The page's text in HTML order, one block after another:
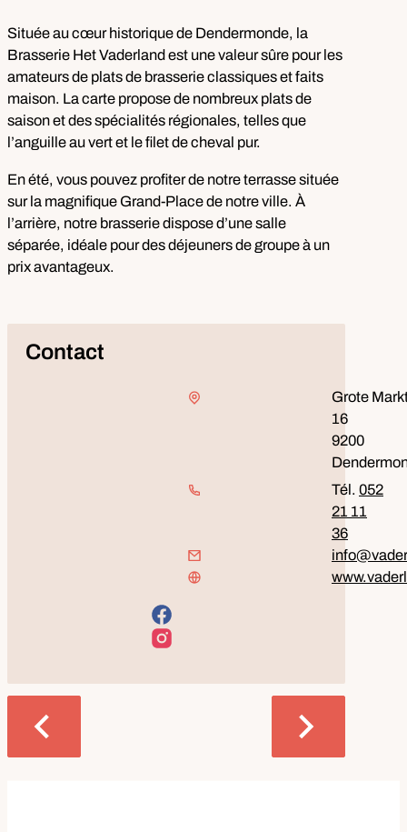
Située au cœur historique de Dendermonde, la
Brasserie Het Vaderland est une valeur sûre pour les
amateurs de plats de brasserie classiques et faits
maison. La carte propose de nombreux plats de
saison et des spécialités régionales, telles que
l’anguille au vert et le filet de cheval pur.
En été, vous pouvez profiter de notre terrasse située
sur la magnifique Grand-Place de notre ville. À
l’arrière, notre brasserie dispose d’une salle
séparée, idéale pour des déjeuners de groupe à un
prix avantageux.
Contact
Grote
16
,9200
052
21 11
36
info@
Précédent Prochaine